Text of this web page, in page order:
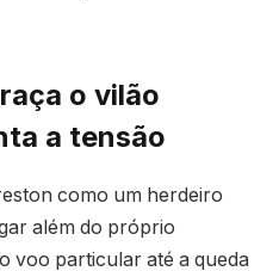
o vilão
a tensão
como um herdeiro
além do próprio
voo particular até a queda